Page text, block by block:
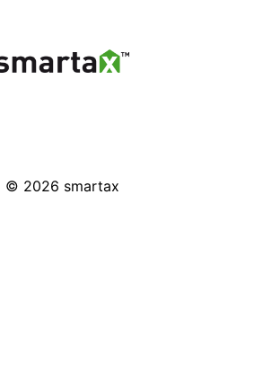
© 2026 smartax